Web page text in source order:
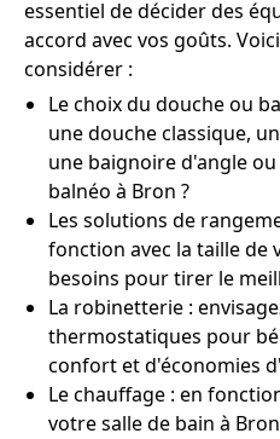
essentiel de décider des
accord avec vos goûts.
considérer :
Le choix du douche ou
une douche classique,
une baignoire d'angle
balnéo à Bron ?
Les solutions de
fonction avec la taille de
besoins pour tirer le
La robinetterie :
thermostatiques pour
confort et d'économies
Le chauffage : en
votre salle de bain à